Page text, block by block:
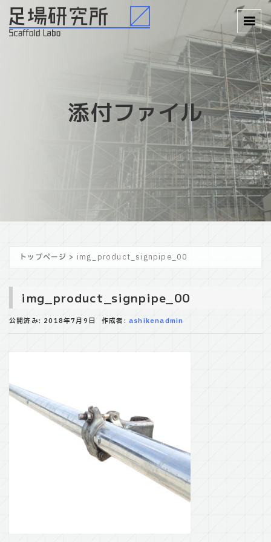
添付ファイル
トップページ > img_product_signpipe_00
img_product_signpipe_00
公開済み: 2018年7月9日 作成者: ashikenadmin